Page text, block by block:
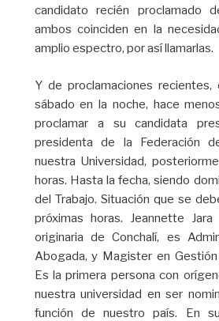
candidato recién proclamado
ambos coinciden en la
amplio espectro, por así llamarlas.
Y de proclamaciones recientes,
sábado en la noche, hace
proclamar a su candidata
presidenta de la Federación
nuestra Universidad,
horas. Hasta la fecha, siendo
del Trabajo. Situación que se
próximas horas. Jeannette
originaria de Conchalí, es
Abogada, y Magister en
Es la primera persona con
nuestra universidad en ser
función de nuestro país. En